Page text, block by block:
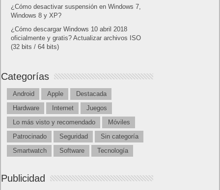
¿Cómo desactivar suspensión en Windows 7,
Windows 8 y XP?
¿Cómo descargar Windows 10 abril 2018
oficialmente y gratis? Actualizar archivos ISO
(32 bits / 64 bits)
Categorías
Android Apple
Destacada
Hardware
Internet
Juegos
Lo más visto y recomendado
Móviles
Patrocinado
Seguridad
Sin categoría
Smartwatch
Software Tecnología
Publicidad